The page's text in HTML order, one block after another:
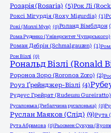
Розарія (Rosaria) (5)Рок Лі
Роксі Мігурдія (Roxy Migurdia) (1)
Рокі (Моллі Мун) (0)Роланд Вімблдон
Рома Руденко (Університет Чупарського)
Роман Дебрін (Schmalgauzen) (1)
Рон Візлі (0)
Рональд Візлі (Ronald
Ророноа Зоро (Roronoa Zoro) (2)
Роуз Ґрейнджер-Візлі (4)
Рудеус Грейрат (Rudeusu Gureiratto)
Русалонька (Рибалчина русалонька) (0)
Руслан Маяков (Слід) (9)Рута
Рута Абрамова (0)Рьоомен Сукуна